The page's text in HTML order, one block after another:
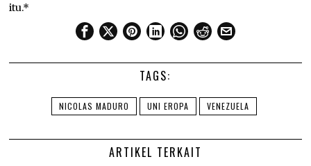
itu.*
TAGS:
NICOLAS MADURO UNI EROPA VENEZUELA
ARTIKEL TERKAIT